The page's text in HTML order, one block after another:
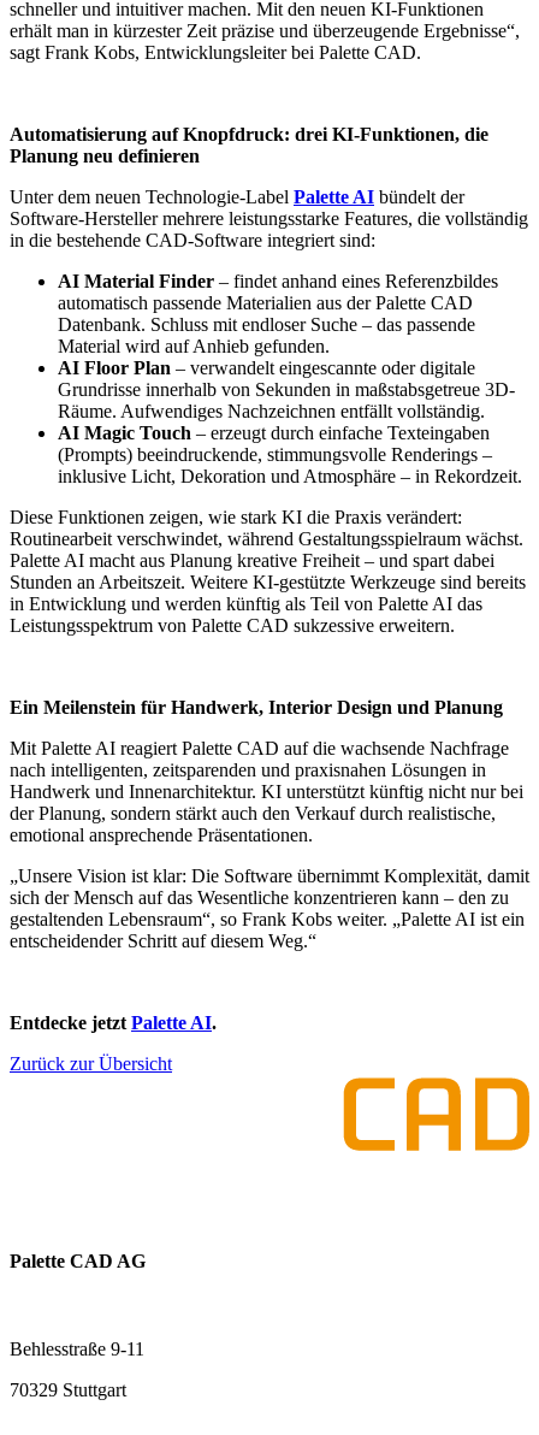
schneller und intuitiver machen. Mit den neuen KI-Funktionen
erhält man in kürzester Zeit präzise und überzeugende Ergebnisse“,
sagt Frank Kobs, Entwicklungsleiter bei Palette CAD.
Automatisierung auf Knopfdruck: drei KI-Funktionen, die
Planung neu definieren
Unter dem neuen Technologie-Label Palette AI bündelt der
Software-Hersteller mehrere leistungsstarke Features, die vollständig
in die bestehende CAD-Software integriert sind:
AI Material Finder – findet anhand eines Referenzbildes
automatisch passende Materialien aus der Palette CAD
Datenbank. Schluss mit endloser Suche – das passende
Material wird auf Anhieb gefunden.
AI Floor Plan – verwandelt eingescannte oder digitale
Grundrisse innerhalb von Sekunden in maßstabsgetreue 3D-
Räume. Aufwendiges Nachzeichnen entfällt vollständig.
AI Magic Touch – erzeugt durch einfache Texteingaben
(Prompts) beeindruckende, stimmungsvolle Renderings –
inklusive Licht, Dekoration und Atmosphäre – in Rekordzeit.
Diese Funktionen zeigen, wie stark KI die Praxis verändert:
Routinearbeit verschwindet, während Gestaltungsspielraum wächst.
Palette AI macht aus Planung kreative Freiheit – und spart dabei
Stunden an Arbeitszeit. Weitere KI-gestützte Werkzeuge sind bereits
in Entwicklung und werden künftig als Teil von Palette AI das
Leistungsspektrum von Palette CAD sukzessive erweitern.
Ein Meilenstein für Handwerk, Interior Design und Planung
Mit Palette AI reagiert Palette CAD auf die wachsende Nachfrage
nach intelligenten, zeitsparenden und praxisnahen Lösungen in
Handwerk und Innenarchitektur. KI unterstützt künftig nicht nur bei
der Planung, sondern stärkt auch den Verkauf durch realistische,
emotional ansprechende Präsentationen.
„Unsere Vision ist klar: Die Software übernimmt Komplexität, damit
sich der Mensch auf das Wesentliche konzentrieren kann – den zu
gestaltenden Lebensraum“, so Frank Kobs weiter. „Palette AI ist ein
entscheidender Schritt auf diesem Weg.“
Entdecke jetzt Palette AI.
Zurück zur Übersicht
Palette CAD AG
Behlesstraße 9-11
70329 Stuttgart